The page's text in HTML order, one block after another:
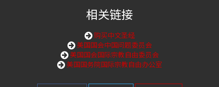
相关链接
购买中文圣经
美国国会中国问题委员会
美国国会国际宗教自由委员会
美国国务院国际宗教自由办公室